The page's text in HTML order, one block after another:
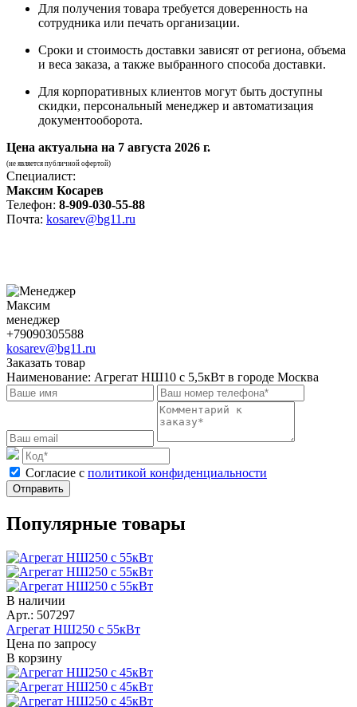
Для получения товара требуется доверенность на
сотрудника или печать организации.
Сроки и стоимость доставки зависят от региона, объема
и веса заказа, а также выбранного способа доставки.
Для корпоративных клиентов могут быть доступны
скидки, персональный менеджер и автоматизация
документооборота.
Цена актуальна на 7 августа 2026 г.
(не является публичной офертой)
Специалист:
Максим Косарев
Телефон: 8-909-030-55-88
Почта: kosarev@bg11.ru
Максим
менеджер
+79090305588
kosarev@bg11.ru
Заказать товар
Наименование: Агрегат НШ10 с 5,5кВт в городе Москва
Cогласие с политикой конфиденциальности
Отправить
Популярные товары
В наличии
Арт.: 507297
Агрегат НШ250 с 55кВт
Цена по запросу
В корзину